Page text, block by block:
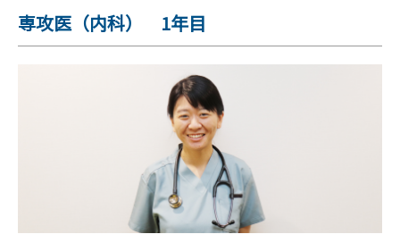
専攻医（内科） 1年目